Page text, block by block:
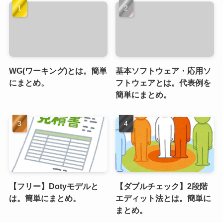
WG(ワーキング)とは。簡単
にまとめ。
基本ソフトウェア・応用ソ
フトウェアとは。代表例を
簡単にまとめ。
【フリー】Dotyモデルと
は。簡単にまとめ。
【ダブルチェック】2段階
エディット法とは。簡単に
まとめ。